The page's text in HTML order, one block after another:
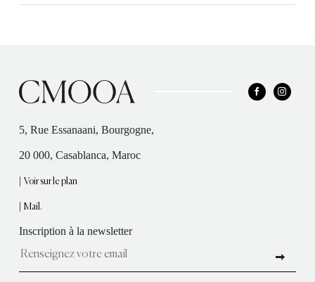
5, Rue Essanaani, Bourgogne,
20 000, Casablanca, Maroc
|Voir sur le plan
|Mail.
Inscription à la newsletter